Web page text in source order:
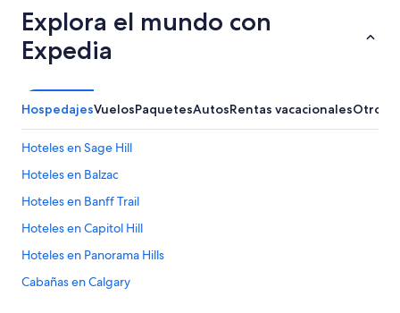
Explora el mundo con
Expedia
HospedajesVuelosPaquetesAutosRentas vacacionalesOtros
Hoteles en Sage Hill
Hoteles en Balzac
Hoteles en Banff Trail
Hoteles en Capitol Hill
Hoteles en Panorama Hills
Cabañas en Calgary